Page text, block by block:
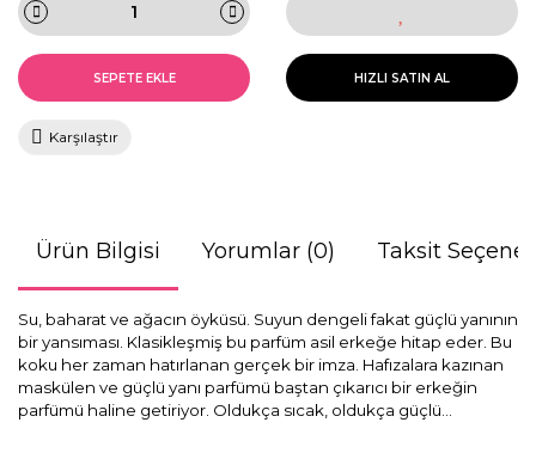
SEPETE EKLE HIZLI SATIN AL
Karşılaştır
Ürün Bilgisi Yorumlar (0) Taksit
Su, baharat ve ağacın öyküsü. Suyun dengeli fakat güçlü yanının
bir yansıması. Klasikleşmiş bu parfüm asil erkeğe hitap eder. Bu
koku her zaman hatırlanan gerçek bir imza. Hafızalara kazınan
maskülen ve güçlü yanı parfümü baştan çıkarıcı bir erkeğin
parfümü haline getiriyor. Oldukça sıcak, oldukça güçlü...